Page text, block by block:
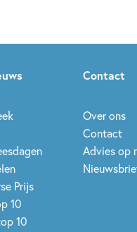
Prijs
10
10
Contact
Over ons
Contact
Advies op